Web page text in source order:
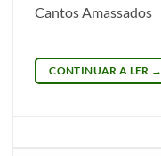
Cantos Amassados
CONTINUAR A LER →